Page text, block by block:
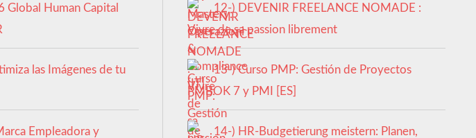
Global Human Capital
las Imágenes de tu
Empleadora y
12-) DEVENIR FREELANCE NOMADE :
Vivre de sa passion librement
13-) Curso PMP: Gestión de Proyectos
PMBOK 7 y PMI [ES]
14-) HR-Budgetierung meistern: Planen,